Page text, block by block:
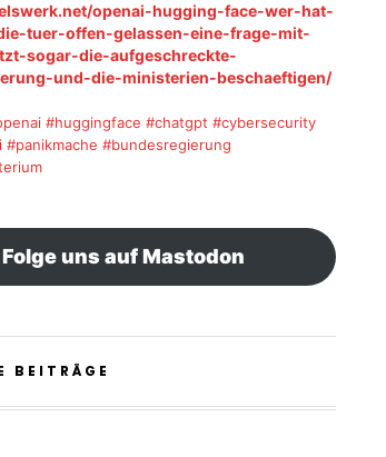
openai-hugging-face-wer-hat-
tuer-offen-gelassen-eine-frage-mit-
sogar-die-aufgeschreckte-
und-die-ministerien-beschaeftigen/
#huggingface #chatgpt #cybersecurity
#panikmache #bundesregierung
Folge uns auf Mastodon
BEITRÄGE